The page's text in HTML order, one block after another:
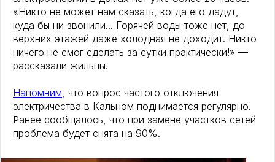
«Никто не может нам сказать, когда его дадут,
куда бы ни звонили... Горячей воды тоже нет, до
верхних этажей даже холодная не доходит. Никто
ничего не смог сделать за сутки практически!» —
рассказали жильцы.
Напомним, что вопрос частого отключения
электричества в Кальном поднимается регулярно.
Ранее сообщалось, что при замене участков сетей
проблема будет снята на 90%.